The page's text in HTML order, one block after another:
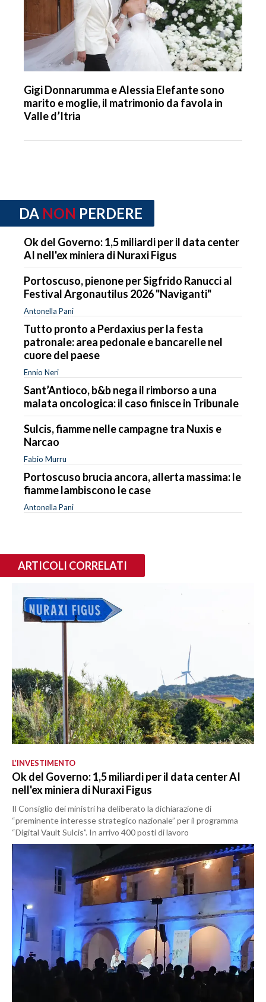
Gigi Donnarumma e Alessia Elefante sono
marito e moglie, il matrimonio da favola in
Valle d’Itria
DA NON PERDERE
Ok del Governo: 1,5 miliardi per il data center
AI nell'ex miniera di Nuraxi Figus
Portoscuso, pienone per Sigfrido Ranucci al
Festival Argonautilus 2026 "Naviganti"
Antonella Pani
Tutto pronto a Perdaxius per la festa
patronale: area pedonale e bancarelle nel
cuore del paese
Ennio Neri
Sant’Antioco, b&b nega il rimborso a una
malata oncologica: il caso finisce in Tribunale
Sulcis, fiamme nelle campagne tra Nuxis e
Narcao
Fabio Murru
Portoscuso brucia ancora, allerta massima: le
fiamme lambiscono le case
Antonella Pani
ARTICOLI CORRELATI
L’INVESTIMENTO
Ok del Governo: 1,5 miliardi per il data center AI
nell'ex miniera di Nuraxi Figus
Il Consiglio dei ministri ha deliberato la dichiarazione di
“preminente interesse strategico nazionale” per il programma
“Digital Vault Sulcis”. In arrivo 400 posti di lavoro